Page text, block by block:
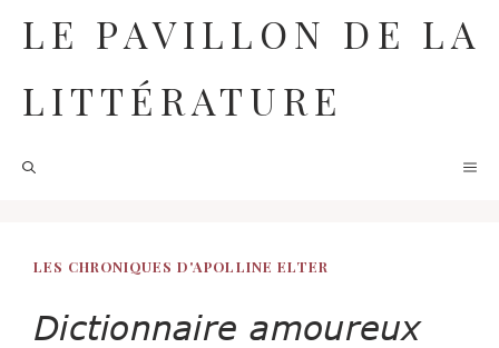
contenu
LE PAVILLON DE LA
LITTÉRATURE
LES CHRONIQUES D'APOLLINE ELTER
Dictionnaire amoureux